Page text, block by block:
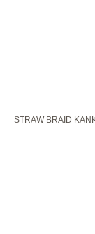
STRAW BRAID